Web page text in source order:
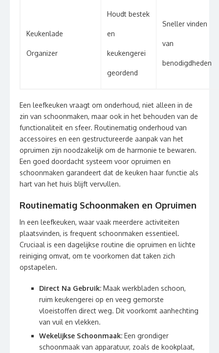
Keukenlade
Organizer
Houdt bestek
en
keukengerei
geordend
Sneller vinden
van
benodigdheden
Een leefkeuken vraagt om onderhoud, niet alleen in de
zin van schoonmaken, maar ook in het behouden van de
functionaliteit en sfeer. Routinematig onderhoud van
accessoires en een gestructureerde aanpak van het
opruimen zijn noodzakelijk om de harmonie te bewaren.
Een goed doordacht systeem voor opruimen en
schoonmaken garandeert dat de keuken haar functie als
hart van het huis blijft vervullen.
Routinematig Schoonmaken en Opruimen
In een leefkeuken, waar vaak meerdere activiteiten
plaatsvinden, is frequent schoonmaken essentieel.
Cruciaal is een dagelijkse routine die opruimen en lichte
reiniging omvat, om te voorkomen dat taken zich
opstapelen.
Direct Na Gebruik: Maak werkbladen schoon,
ruim keukengerei op en veeg gemorste
vloeistoffen direct weg. Dit voorkomt aanhechting
van vuil en vlekken.
Wekelijkse Schoonmaak: Een grondiger
schoonmaak van apparatuur, zoals de kookplaat,